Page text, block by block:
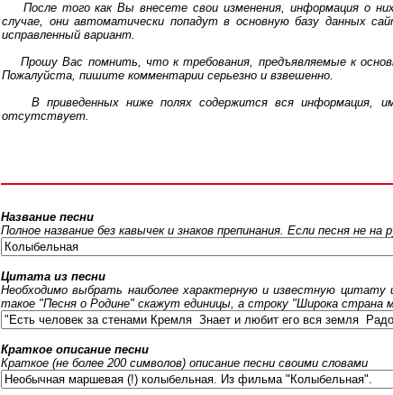
После того как Вы внесете свои изменения, информация о
случае, они автоматически попадут в основную базу данных
исправленный вариант.
Прошу Вас помнить, что к требования, предъявляемые к
Пожалуйста, пишите комментарии серьезно и взвешенно.
В приведенных ниже полях содержится вся информация,
отсутствует.
Название песни
Полное название без кавычек и знаков препинания. Если песня не
Цитата из песни
Необходимо выбрать наиболее характерную и известную
такое "Песня о Родине" скажут единицы, а строку "Широка страна
Краткое описание песни
Краткое (не более 200 символов) описание песни своими словами